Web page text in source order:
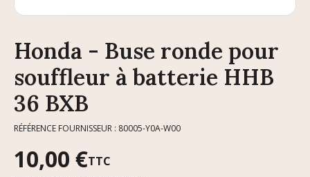
Honda - Buse ronde pour
souffleur à batterie HHB
36 BXB
RÉFÉRENCE FOURNISSEUR : 80005-Y0A-W00
10,00 €TTC